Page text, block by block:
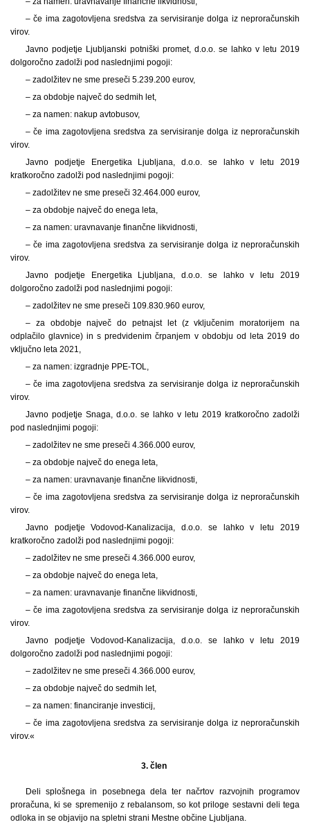
– če ima zagotovljena sredstva za servisiranje dolga iz neproračunskih
virov.
Javno podjetje Ljubljanski potniški promet, d.o.o. se lahko v letu 2019
dolgoročno zadolži pod naslednjimi pogoji:
– zadolžitev ne sme preseči 5.239.200 eurov,
– za obdobje največ do sedmih let,
– za namen: nakup avtobusov,
– če ima zagotovljena sredstva za servisiranje dolga iz neproračunskih
virov.
Javno podjetje Energetika Ljubljana, d.o.o. se lahko v letu 2019
kratkoročno zadolži pod naslednjimi pogoji:
– zadolžitev ne sme preseči 32.464.000 eurov,
– za obdobje največ do enega leta,
– za namen: uravnavanje finančne likvidnosti,
– če ima zagotovljena sredstva za servisiranje dolga iz neproračunskih
virov.
Javno podjetje Energetika Ljubljana, d.o.o. se lahko v letu 2019
dolgoročno zadolži pod naslednjimi pogoji:
– zadolžitev ne sme preseči 109.830.960 eurov,
– za obdobje največ do petnajst let (z vključenim moratorijem na
odplačilo glavnice) in s predvidenim črpanjem v obdobju od leta 2019 do
vključno leta 2021,
– za namen: izgradnje PPE-TOL,
– če ima zagotovljena sredstva za servisiranje dolga iz neproračunskih
virov.
Javno podjetje Snaga, d.o.o. se lahko v letu 2019 kratkoročno zadolži
pod naslednjimi pogoji:
– zadolžitev ne sme preseči 4.366.000 eurov,
– za obdobje največ do enega leta,
– za namen: uravnavanje finančne likvidnosti,
– če ima zagotovljena sredstva za servisiranje dolga iz neproračunskih
virov.
Javno podjetje Vodovod-Kanalizacija, d.o.o. se lahko v letu 2019
kratkoročno zadolži pod naslednjimi pogoji:
– zadolžitev ne sme preseči 4.366.000 eurov,
– za obdobje največ do enega leta,
– za namen: uravnavanje finančne likvidnosti,
– če ima zagotovljena sredstva za servisiranje dolga iz neproračunskih
virov.
Javno podjetje Vodovod-Kanalizacija, d.o.o. se lahko v letu 2019
dolgoročno zadolži pod naslednjimi pogoji:
– zadolžitev ne sme preseči 4.366.000 eurov,
– za obdobje največ do sedmih let,
– za namen: financiranje investicij,
– če ima zagotovljena sredstva za servisiranje dolga iz neproračunskih
virov.«
3. člen
Deli splošnega in posebnega dela ter načrtov razvojnih programov
proračuna, ki se spremenijo z rebalansom, so kot priloge sestavni deli tega
odloka in se objavijo na spletni strani Mestne občine Ljubljana.